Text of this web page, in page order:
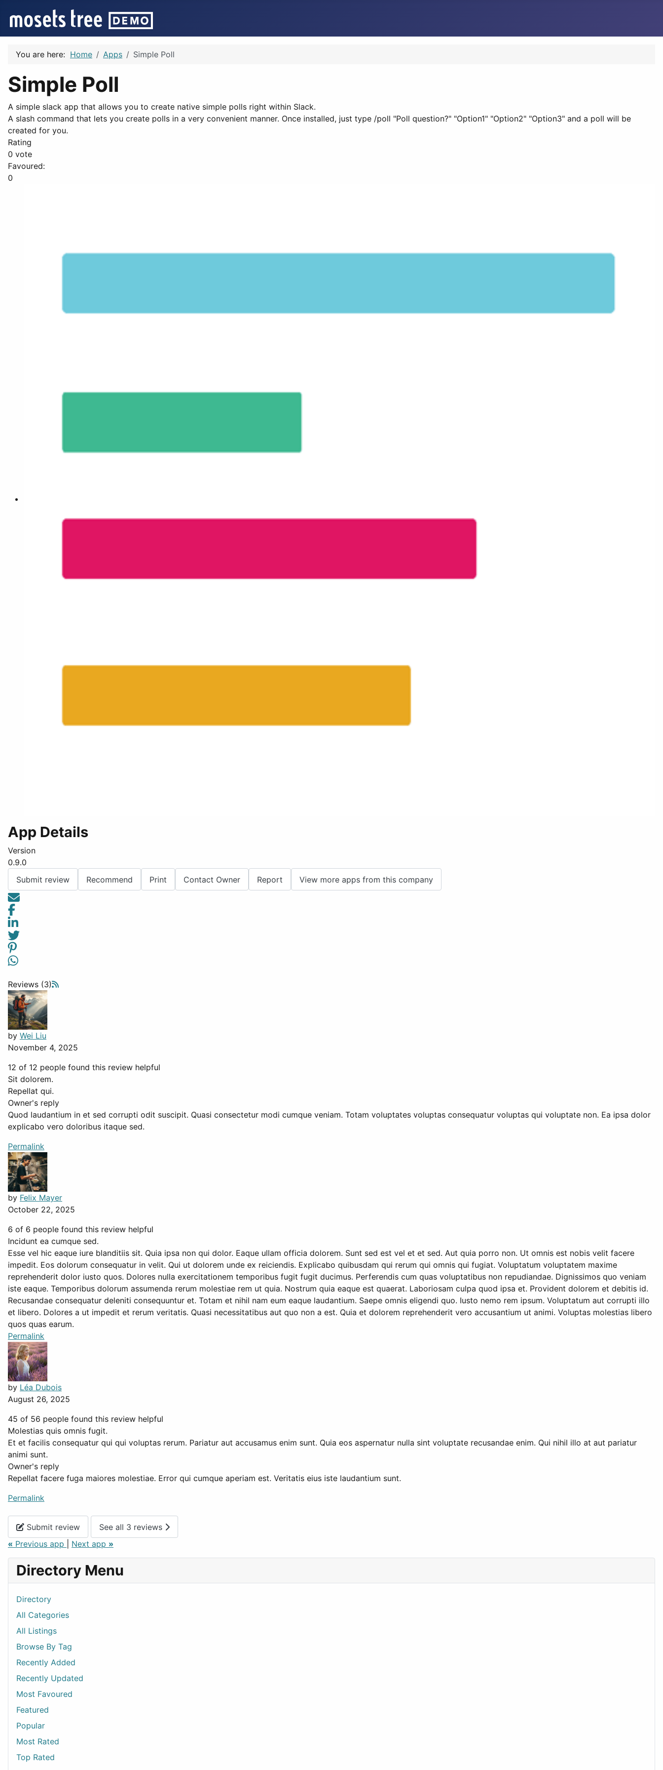
You are here: Home Apps Simple Poll
Simple Poll
A simple slack app that allows you to create native simple polls right within Slack.
A slash command that lets you create polls in a very convenient manner. Once installed, just type /poll "Poll question?" "Option1" "Option2" "Option3" and a poll will be
created for you.
Rating
0 vote
Favoured:
0
App Details
Version
0.9.0
Submit review
Recommend Print Contact Owner Report View more apps from this company
Reviews (3)
by Wei Liu
November 4, 2025
12 of 12 people found this review helpful
Sit dolorem.
Repellat qui.
Owner's reply
Quod laudantium in et sed corrupti odit suscipit. Quasi consectetur modi cumque veniam. Totam voluptates voluptas consequatur voluptas qui voluptate non. Ea ipsa dolor
explicabo vero doloribus itaque sed.
Permalink
by Felix Mayer
October 22, 2025
6 of 6 people found this review helpful
Incidunt ea cumque sed.
Esse vel hic eaque iure blanditiis sit. Quia ipsa non qui dolor. Eaque ullam officia dolorem. Sunt sed est vel et et sed. Aut quia porro non. Ut omnis est nobis velit facere
impedit. Eos dolorum consequatur in velit. Qui ut dolorem unde ex reiciendis. Explicabo quibusdam qui rerum qui omnis qui fugiat. Voluptatum voluptatem maxime
reprehenderit dolor iusto quos. Dolores nulla exercitationem temporibus fugit fugit ducimus. Perferendis cum quas voluptatibus non repudiandae. Dignissimos quo veniam
iste eaque. Temporibus dolorum assumenda rerum molestiae rem ut quia. Nostrum quia eaque est quaerat. Laboriosam culpa quod ipsa et. Provident dolorem et debitis id.
Recusandae consequatur deleniti consequuntur et. Totam et nihil nam eum eaque laudantium. Saepe omnis eligendi quo. Iusto nemo rem ipsum. Voluptatum aut corrupti illo
et libero. Dolores a ut impedit et rerum veritatis. Quasi necessitatibus aut quo non a est. Quia et dolorem reprehenderit vero accusantium ut animi. Voluptas molestias libero
quos quas earum.
Permalink
by Léa Dubois
August 26, 2025
45 of 56 people found this review helpful
Molestias quis omnis fugit.
Et et facilis consequatur qui qui voluptas rerum. Pariatur aut accusamus enim sunt. Quia eos aspernatur nulla sint voluptate recusandae enim. Qui nihil illo at aut pariatur
animi sunt.
Owner's reply
Repellat facere fuga maiores molestiae. Error qui cumque aperiam est. Veritatis eius iste laudantium sunt.
Permalink
Submit review
See all 3 reviews
« Previous app Next app »
Directory Menu
Directory
All Categories
All Listings
Browse By Tag
Recently Added
Recently Updated
Most Favoured
Featured
Popular
Most Rated
Top Rated